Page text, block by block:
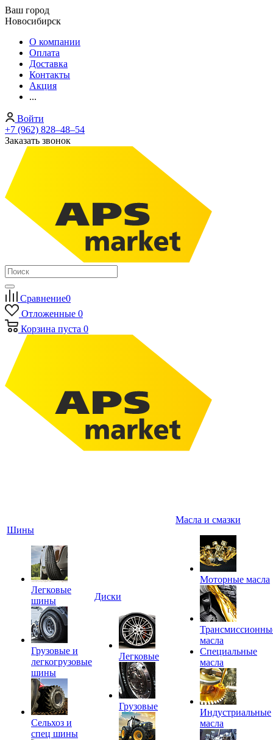
Ваш город
Новосибирск
О компании
Оплата
Доставка
Контакты
Акция
...
Войти
+7 (962) 828‒48‒54
Заказать звонок
Сравнение0
Отложенные 0
Корзина пуста 0
Шины
Легковые
шины
Грузовые и
легкогрузовые
шины
Сельхоз и
спец шины
Диски
Легковые
Грузовые
Масла и смазки
Моторные масла
масла
Специальные
масла
Индустриальные
масла